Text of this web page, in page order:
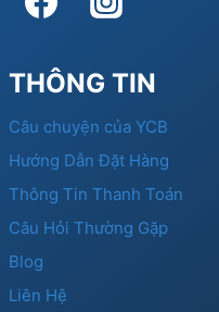
THÔNG TIN
Câu chuyện của YCB
Hướng Dẫn Đặt Hàng
Thông Tin Thanh Toán
Câu Hỏi Thường Gặp
Blog
Liên Hệ